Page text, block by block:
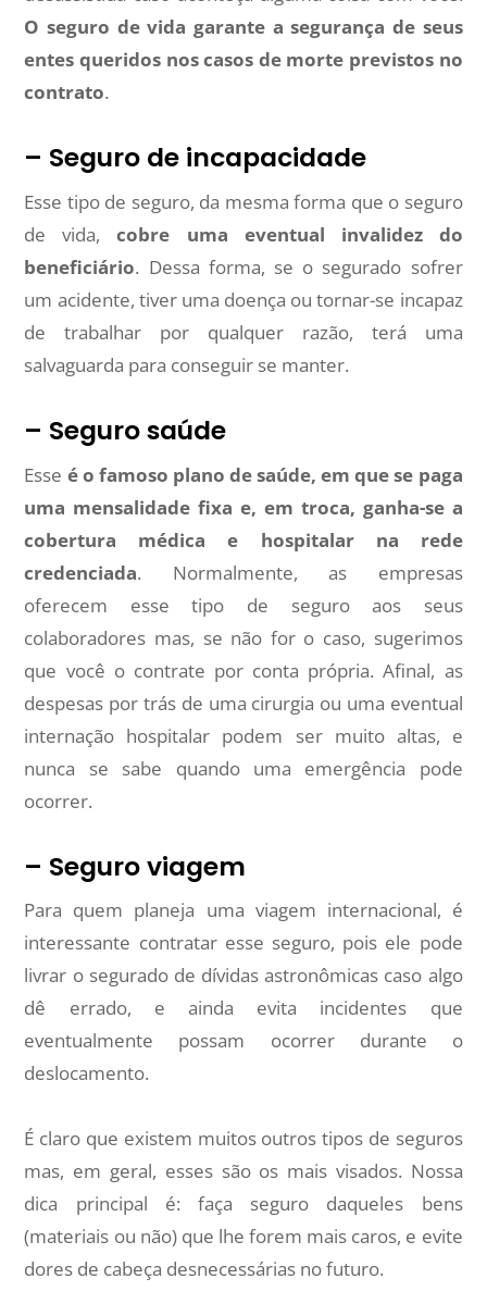
O seguro de vida garante a segurança de seus
entes queridos nos casos de morte previstos no
contrato.
– Seguro de incapacidade
Esse tipo de seguro, da mesma forma que o seguro
de vida,cobre uma eventual invalidez do
beneficiário. Dessa forma, se o segurado sofrer
um acidente, tiver uma doença ou tornar-se incapaz
de trabalhar por qualquer razão, terá uma
salvaguarda para conseguir se manter.
– Seguro saúde
Esse é o famoso plano de saúde, em que se paga
uma mensalidade fixa e, em troca, ganha-se a
cobertura médica e hospitalar na rede
credenciada. Normalmente, as empresas
oferecem esse tipo de seguro aos seus
colaboradores mas, se não for o caso, sugerimos
que você o contrate por conta própria. Afinal, as
despesas por trás de uma cirurgia ou uma eventual
internação hospitalar podem ser muito altas, e
nunca se sabe quando uma emergência pode
ocorrer.
– Seguro viagem
Para quem planeja uma viagem internacional, é
interessante contratar esse seguro, pois ele pode
livrar o segurado de dívidas astronômicas caso algo
dê errado, e ainda evita incidentes que
eventualmente possam ocorrer durante o
deslocamento.
É claro que existem muitos outros tipos de seguros
mas, em geral, esses são os mais visados. Nossa
dica principal é: faça seguro daqueles bens
(materiais ou não) que lhe forem mais caros, e evite
dores de cabeça desnecessárias no futuro.